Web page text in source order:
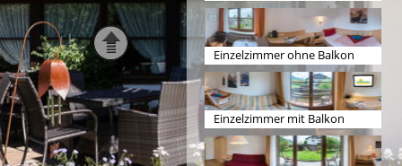
Einzelzimmer ohne Balkon
Einzelzimmer mit Balkon